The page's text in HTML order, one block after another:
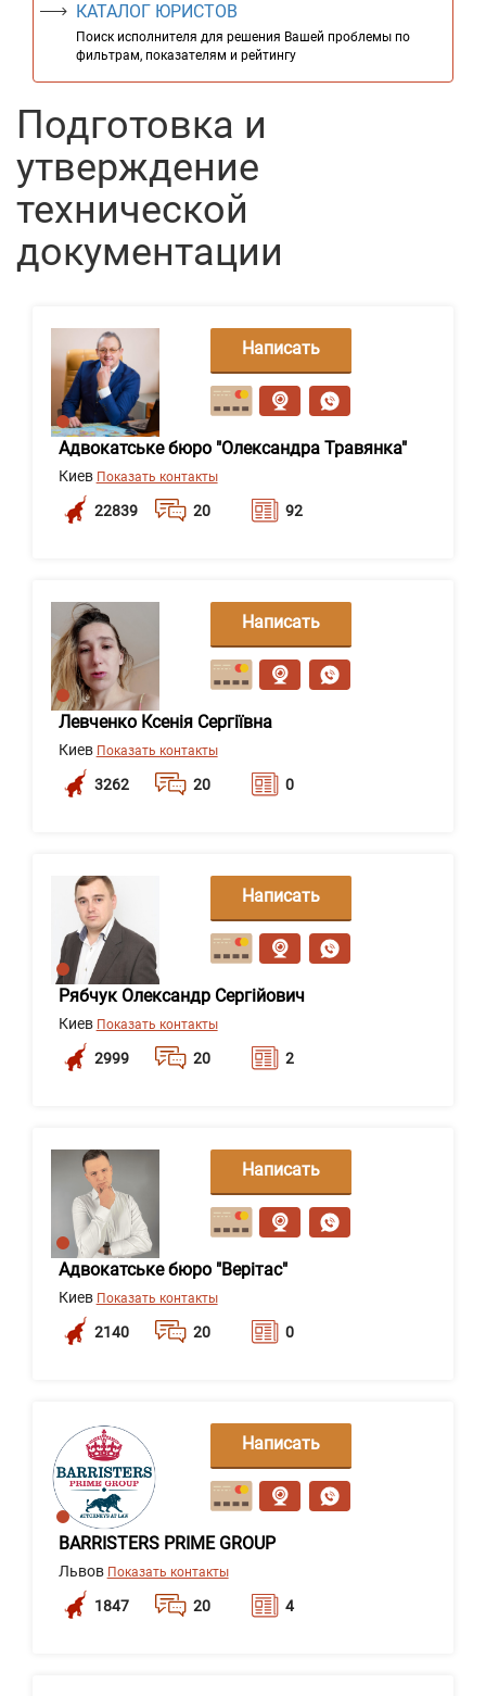
КАТАЛОГ ЮРИСТОВ
Поиск исполнителя для решения Вашей проблемы по
фильтрам, показателям и рейтингу
Подготовка и
утверждение
технической
документации
Адвокатське бюро "Олександра Травянка"
Киев Показать контакты
22839 20 92
Написать
сообщение
Левченко Ксенія Сергіївна
Киев Показать контакты
3262 20 0
Написать
сообщение
Рябчук Олександр Сергійович
Киев Показать контакты
2999 20 2
Написать
сообщение
Адвокатське бюро "Верітас"
Киев Показать контакты
2140 20 0
Написать
сообщение
BARRISTERS PRIME GROUP
Львов Показать контакты
1847 20 4
Написать
сообщение